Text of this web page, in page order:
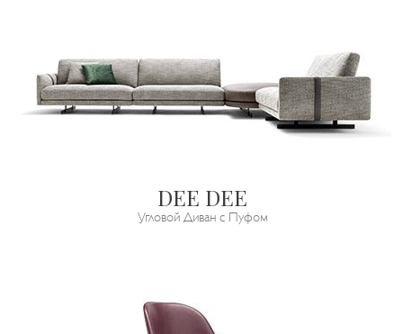
DEE DEE
Угловой Диван с Пуфом